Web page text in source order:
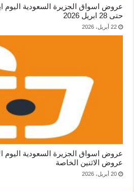
حتى 28 ابريل 2026
22 أبريل، 2026
عروض الاثنين الخاصة
20 أبريل، 2026